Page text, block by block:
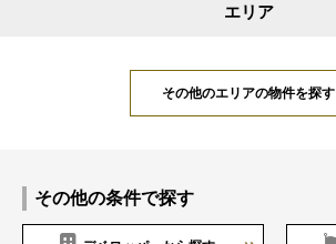
エリア
その他のエリアの物件を探す
その他の条件で探す